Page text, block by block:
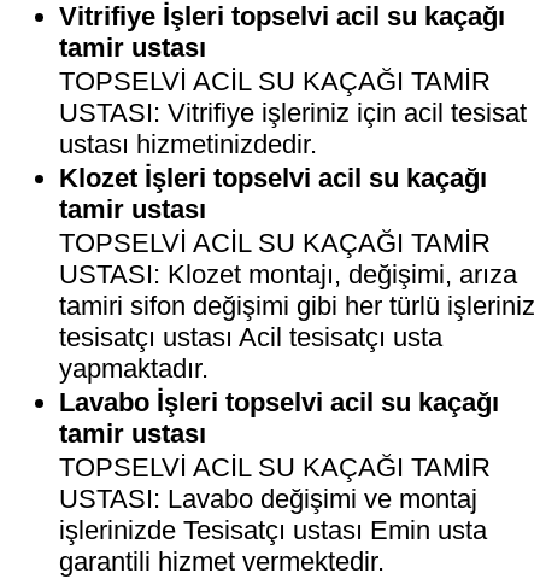
Vitrifiye İşleri topselvi acil su kaçağı
tamir ustası
TOPSELVİ ACİL SU KAÇAĞI TAMİR
USTASI: Vitrifiye işleriniz için acil tesisat
ustası hizmetinizdedir.
Klozet İşleri topselvi acil su kaçağı
tamir ustası
TOPSELVİ ACİL SU KAÇAĞI TAMİR
USTASI: Klozet montajı, değişimi, arıza
tamiri sifon değişimi gibi her türlü işleriniz
tesisatçı ustası Acil tesisatçı usta
yapmaktadır.
Lavabo İşleri topselvi acil su kaçağı
tamir ustası
TOPSELVİ ACİL SU KAÇAĞI TAMİR
USTASI: Lavabo değişimi ve montaj
işlerinizde Tesisatçı ustası Emin usta
garantili hizmet vermektedir.